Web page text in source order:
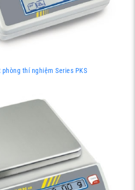
phòng thí nghiệm Series PKS